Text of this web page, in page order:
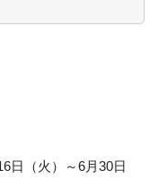
日（火）～6月30日